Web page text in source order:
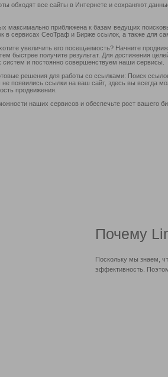
обходят все сайты в Интернете и сохраняют
максимально приближена к базам ведущих
в сервисах СеоТраф и Бирже ссылок, а также для
увеличить его посещаемость? Начните
быстрее получите результат. Для достижения
систем и постоянно совершенствуем наши сервисы.
решения для работы со ссылками: Поиск
появились ссылки на ваш сайт, здесь вы всегда
продвижения.
наших сервисов и обеспечьте рост вашего
Почему
Поскольку мы знаем,
эффективность.